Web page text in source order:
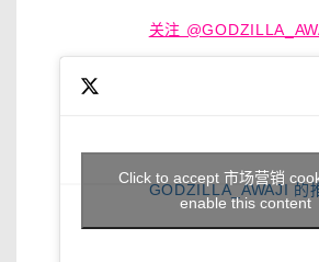
关注
GODZILLA_AWAJI 的
Click to accept 市场营销
enable this content